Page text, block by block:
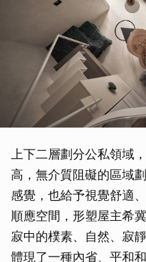
上下二層劃分公私領域
高，無介質阻礙的區域
感覺，也給予視覺舒適
順應空間，形塑屋主希
寂中的樸素、自然、寂
體現了一種內省、平和